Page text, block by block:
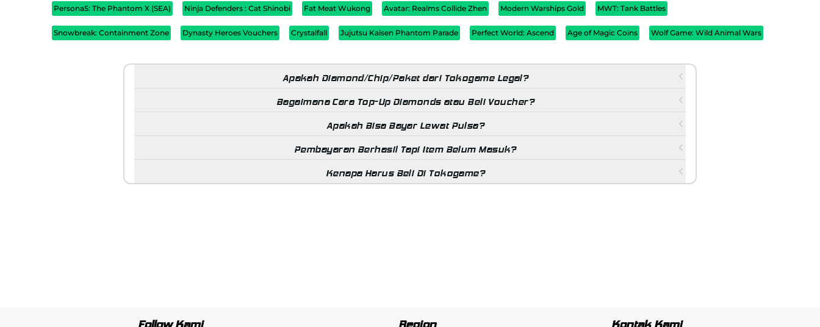
Persona5: The Phantom X (SEA) Ninja Defenders : Cat Shinobi Fat Meat Wukong Avatar: Realms Collide Zhen Modern Warships Gold MWT: Tank Battles
Snowbreak: Containment Zone Dynasty Heroes Vouchers Crystalfall Jujutsu Kaisen Phantom Parade Perfect World: Ascend Age of Magic Coins Wolf Game: Wild Animal Wars
Apakah Diamond/Chip/Paket dari Tokogame Legal?
Bagaimana Cara Top-Up Diamonds atau Beli Voucher?
Apakah Bisa Bayar Lewat Pulsa?
Pembayaran Berhasil Tapi Item Belum Masuk?
Kenapa Harus Beli Di Tokogame?
Follow Kami Region Kontak Kami